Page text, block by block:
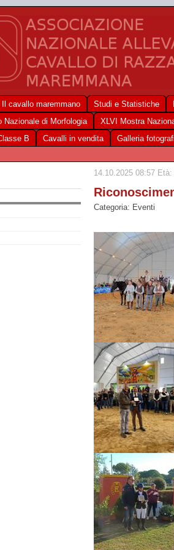
Il cavallo maremmano Studi e Statistiche
Nazionale di Morfologia
XLVI Mostra
B
Cavalli in vendita Galleria
14.10.2025 08:57 Età:
Categoria: Eventi